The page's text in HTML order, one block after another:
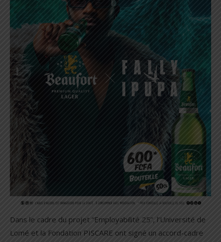
Dans le cadre du projet “Employabilité 25”, l’Université de
Lomé et la Fondation PISCARE ont signé un accord-cadre